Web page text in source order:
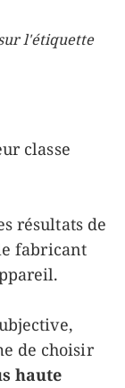
l'étiquette
classe
résultats de
fabricant
de choisir
haute